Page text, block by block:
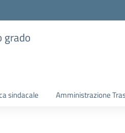
grado
sindacale Amministrazione